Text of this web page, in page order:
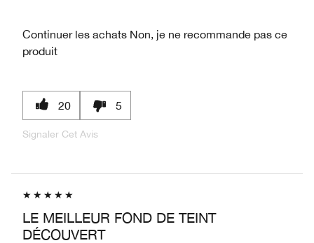
Continuer les achats Non, je ne recommande pas ce
produit
20 5
Signaler Cet Avis
LE MEILLEUR FOND DE TEINT
DÉCOUVERT